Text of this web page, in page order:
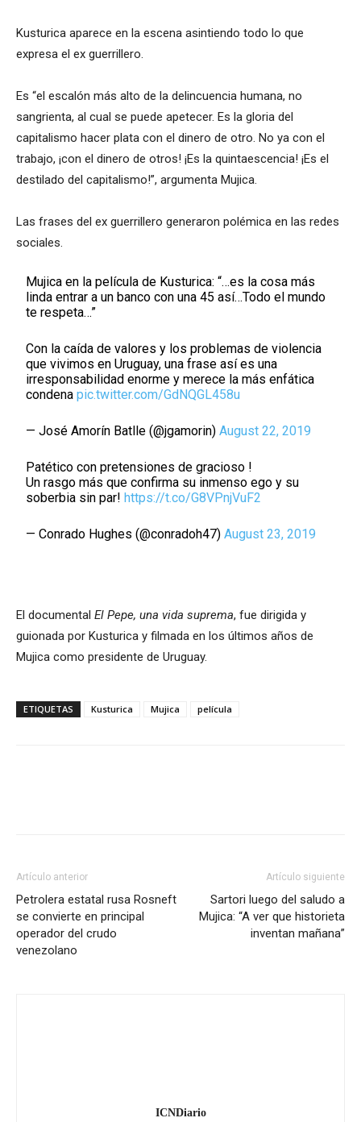
Kusturica aparece en la escena asintiendo todo lo que
expresa el ex guerrillero.
Es “el escalón más alto de la delincuencia humana, no
sangrienta, al cual se puede apetecer. Es la gloria del
capitalismo hacer plata con el dinero de otro. No ya con el
trabajo, ¡con el dinero de otros! ¡Es la quintaescencia! ¡Es el
destilado del capitalismo!”, argumenta Mujica.
Las frases del ex guerrillero generaron polémica en las redes
sociales.
Mujica en la película de Kusturica: “…es la cosa más
linda entrar a un banco con una 45 así…Todo el mundo
te respeta…”
Con la caída de valores y los problemas de violencia
que vivimos en Uruguay, una frase así es una
irresponsabilidad enorme y merece la más enfática
condenapic.twitter.com/GdNQGL458u
— José Amorín Batlle (@jgamorin)August 22, 2019
Patético con pretensiones de gracioso !
Un rasgo más que confirma su inmenso ego y su
soberbia sin par!https://t.co/G8VPnjVuF2
— Conrado Hughes (@conradoh47)August 23, 2019
El documental El Pepe, una vida suprema, fue dirigida y
guionada por Kusturica y filmada en los últimos años de
Mujica como presidente de Uruguay.
ETIQUETAS Kusturica Mujica película
Artículo anterior
Petrolera estatal rusa Rosneft
se convierte en principal
operador del crudo
venezolano
Artículo siguiente
Sartori luego del saludo a
Mujica: “A ver que historieta
inventan mañana”
ICNDiario